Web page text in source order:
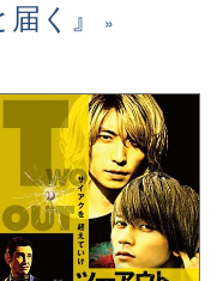
く』